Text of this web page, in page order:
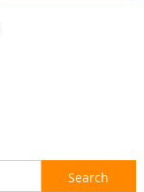
Search